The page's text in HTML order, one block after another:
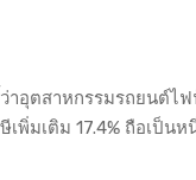
อุตสาหกรรมรถยนต์ไ
พิ่มเติม 17.4% ถือเป็